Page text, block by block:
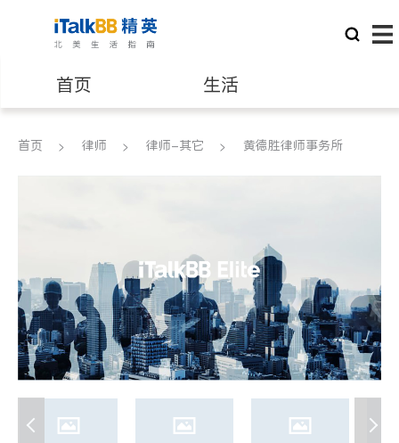
首页 生活
医生 律师
养老 非盈利组织
首页 律师 律师-其它 黄德胜律师事务所